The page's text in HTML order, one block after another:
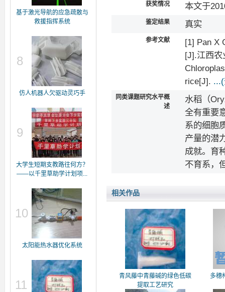
基于激光导航的应急疏散与
救援指挥系统
8
仿人机器人欠驱动灵巧手
9
大学生短期支教路往何方？
——以千里草助学计划项...
10
太阳能热水器优化系统
11
获奖情况 本文于
鉴定结果 真实
参考文献
[1] Pan X
[J].江西农
rice[J].
同类课题研究水平概
述
水稻（
全有重要
系的细胞
产量的潜
成就。育
不育系，
相关作品
青风藤中青藤碱的绿色低碳
提取工艺研究
多穗